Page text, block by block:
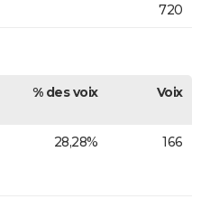
720
% des voix Voix
28,28% 166